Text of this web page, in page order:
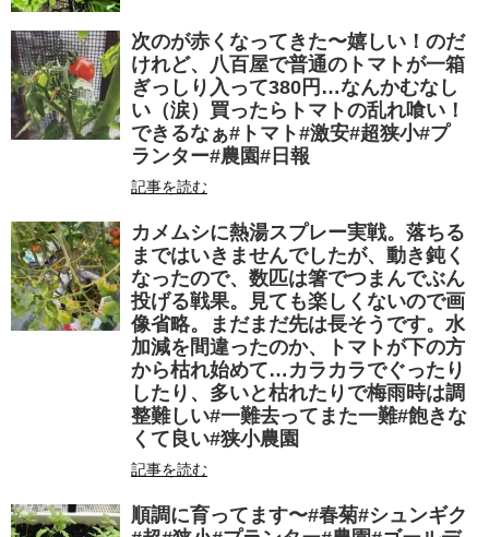
次のが赤くなってきた〜嬉しい！のだ
けれど、八百屋で普通のトマトが一箱
ぎっしり入って380円…なんかむなし
い（涙）買ったらトマトの乱れ喰い！
できるなぁ#トマト#激安#超狭小#プ
ランター#農園#日報
記事を読む
カメムシに熱湯スプレー実戦。落ちる
まではいきませんでしたが、動き鈍く
なったので、数匹は箸でつまんでぶん
投げる戦果。見ても楽しくないので画
像省略。まだまだ先は長そうです。水
加減を間違ったのか、トマトが下の方
から枯れ始めて…カラカラでぐったり
したり、多いと枯れたりで梅雨時は調
整難しい#一難去ってまた一難#飽きな
くて良い#狭小農園
記事を読む
順調に育ってます〜#春菊#シュンギク